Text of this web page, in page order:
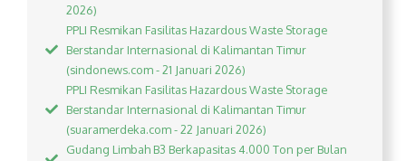
2026)
PPLI Resmikan Fasilitas Hazardous Waste Storage
Berstandar Internasional di Kalimantan Timur
(sindonews.com - 21 Januari 2026)
PPLI Resmikan Fasilitas Hazardous Waste Storage
Berstandar Internasional di Kalimantan Timur
(suaramerdeka.com - 22 Januari 2026)
Gudang Limbah B3 Berkapasitas 4.000 Ton per Bulan